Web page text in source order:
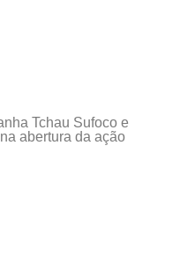
Tchau Sufoco e
abertura da ação